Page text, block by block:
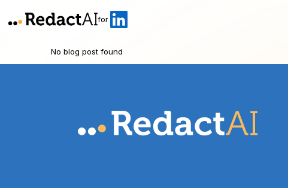
for
No blog post found